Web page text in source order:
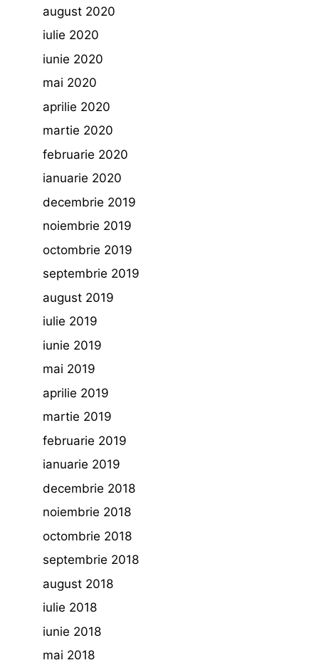
august 2020
iulie 2020
iunie 2020
mai 2020
aprilie 2020
martie 2020
februarie 2020
ianuarie 2020
decembrie 2019
noiembrie 2019
octombrie 2019
septembrie 2019
august 2019
iulie 2019
iunie 2019
mai 2019
aprilie 2019
martie 2019
februarie 2019
ianuarie 2019
decembrie 2018
noiembrie 2018
octombrie 2018
septembrie 2018
august 2018
iulie 2018
iunie 2018
mai 2018